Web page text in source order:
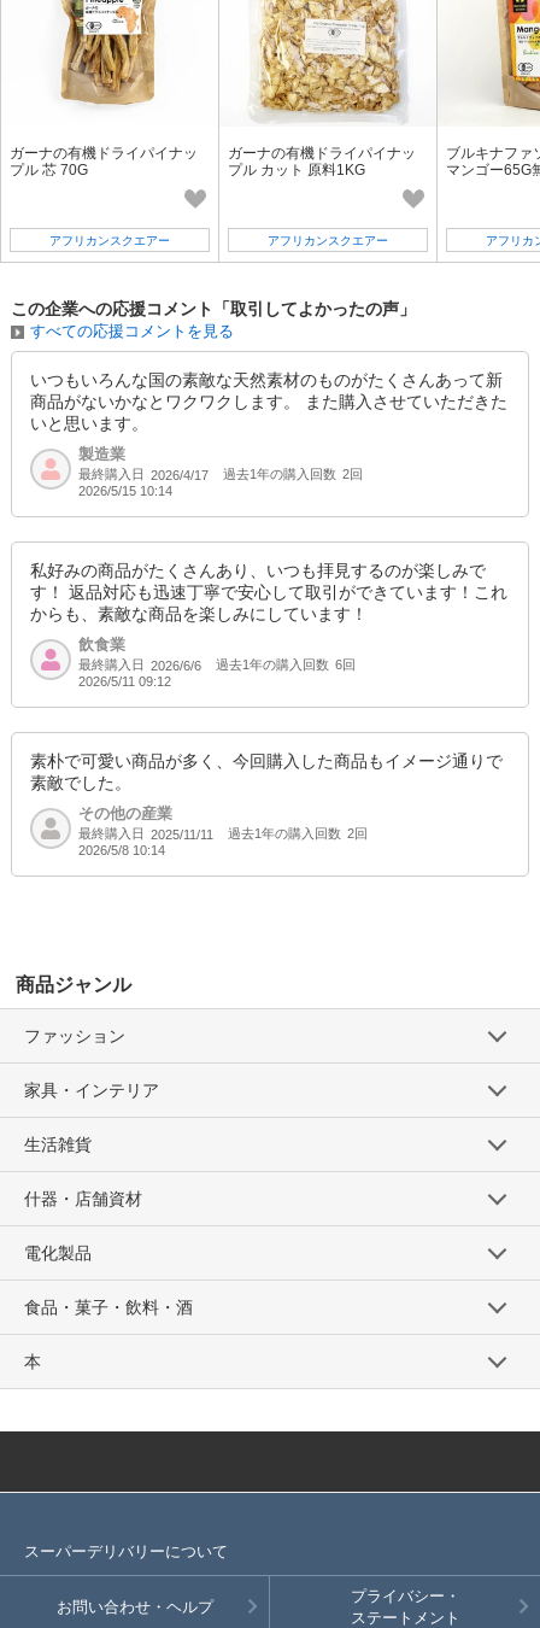
ガーナの有機ドライパイナッ
プル 芯 70G
アフリカンスクエアー
ガーナの有機ドライパイナッ
プル カット 原料1KG
アフリカンスクエアー
ブルキナファ
マンゴー65G
アフリカ
この企業への応援コメント「取引してよかったの声」
すべての応援コメントを見る
いつもいろんな国の素敵な天然素材のものがたくさんあって新
商品がないかなとワクワクします。 また購入させていただきた
いと思います。
製造業
最終購入日 2026/4/17 過去1年の購入回数 2回
2026/5/15 10:14
私好みの商品がたくさんあり、いつも拝見するのが楽しみで
す！ 返品対応も迅速丁寧で安心して取引ができています！これ
からも、素敵な商品を楽しみにしています！
飲食業
最終購入日 2026/6/6 過去1年の購入回数 6回
2026/5/11 09:12
素朴で可愛い商品が多く、今回購入した商品もイメージ通りで
素敵でした。
その他の産業
最終購入日 2025/11/11 過去1年の購入回数 2回
2026/5/8 10:14
商品ジャンル
ファッション
家具・インテリア
生活雑貨
什器・店舗資材
電化製品
食品・菓子・飲料・酒
本
スーパーデリバリーについて
お問い合わせ・ヘルプ
プライバシー・
ステートメント